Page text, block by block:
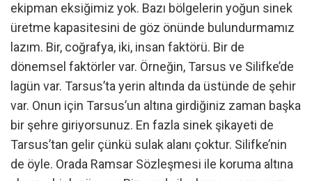
ekipman eksiğimiz yok. Bazı bölgelerin yoğun sinek
üretme kapasitesini de göz önünde bulundurmamız
lazım. Bir, coğrafya, iki, insan faktörü. Bir de
dönemsel faktörler var. Örneğin, Tarsus ve Silifke’de
lagün var. Tarsus’ta yerin altında da üstünde de şehir
var. Onun için Tarsus’un altına girdiğiniz zaman başka
bir şehre giriyorsunuz. En fazla sinek şikayeti de
Tarsus’tan gelir çünkü sulak alanı çoktur. Silifke’nin
de öyle. Orada Ramsar Sözleşmesi ile koruma altına